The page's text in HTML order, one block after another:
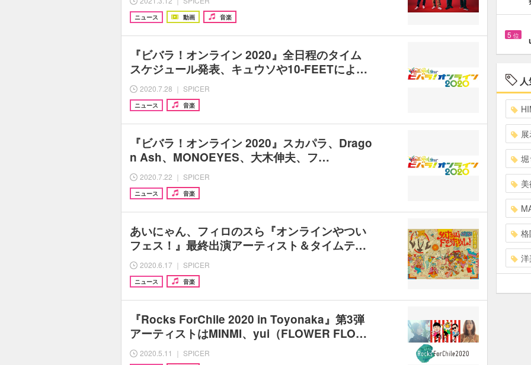
ニュース 動画 音楽
『ビバラ！オンライン 2020』全日程のタイム
スケジュール発表、キュウソや10‐FEETによ…
2020.7.28 ｜ SPICER
ニュース 音楽
『ビバラ！オンライン 2020』スカパラ、Drago
n Ash、MONOEYES、大木伸夫、フ…
2020.7.22 ｜ SPICER
ニュース 音楽
あいにゃん、フィロのスら『オンラインやつい
フェス！』最終出演アーティスト＆タイムテ…
2020.6.17 ｜ SPICER
ニュース 音楽
『Rocks ForChile 2020 in Toyonaka』第3弾
アーティストはMINMI、yui（FLOWER FLO…
2020.5.11 ｜ SPICER
5 位